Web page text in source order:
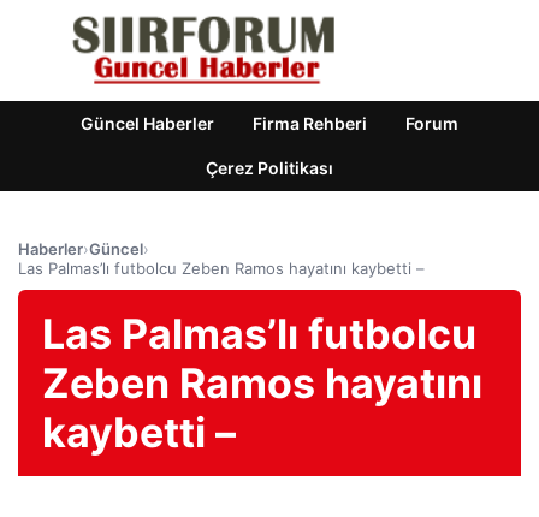
Güncel Haberler Firma Rehberi Forum
Çerez Politikası
Haberler›Güncel›
Las Palmas’lı futbolcu Zeben Ramos hayatını kaybetti –
Las Palmas’lı futbolcu
Zeben Ramos hayatını
kaybetti –